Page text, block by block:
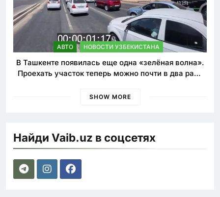
АВТО НОВОСТИ УЗБЕКИСТАНА
В Ташкенте появилась еще одна «зелёная волна».
Проехать участок теперь можно почти в два раза
SHOW MORE
Найди Vaib.uz в соцсетях